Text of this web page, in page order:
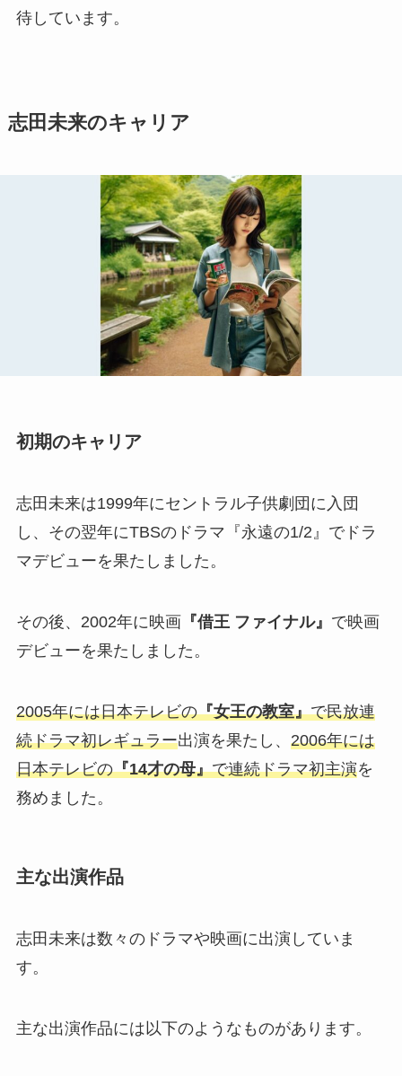
待しています。
志田未来のキャリア
初期のキャリア
志田未来は1999年にセントラル子供劇団に入団
し、その翌年にTBSのドラマ『永遠の1/2』でドラ
マデビューを果たしました。
その後、2002年に映画『借王 ファイナル』 で映画
デビューを果たしました。
2005年には日本テレビの『女王の教室』で民放連
続ドラマ初レギュラー出演を果たし、 2006年には
日本テレビの『14才の母』で連続ドラマ初主演を
務めました。
主な出演作品
志田未来は数々のドラマや映画に出演していま
す。
主な出演作品には以下のようなものがあります。